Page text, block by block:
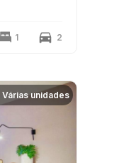
1 2
Várias unidades